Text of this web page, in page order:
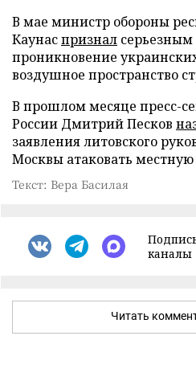
В мае министр обороны
Каунаспризнал
проникновение
воздушное пространство
В прошлом месяце пресс-
России Дмитрий Песков
заявления литовского
Москвы атаковать
Текст: Вера Басилая
каналы
Читать